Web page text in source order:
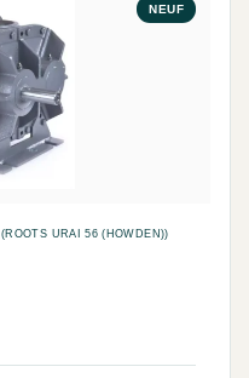
NEUF
(ROOTS URAI 56 (HOWDEN))